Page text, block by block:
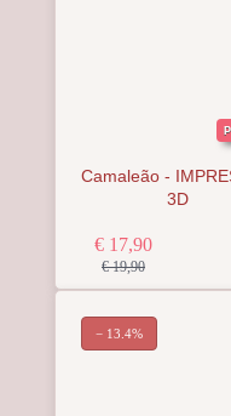
Camaleão -
3D
€ 17,90
€ 19,90
− 13.4%